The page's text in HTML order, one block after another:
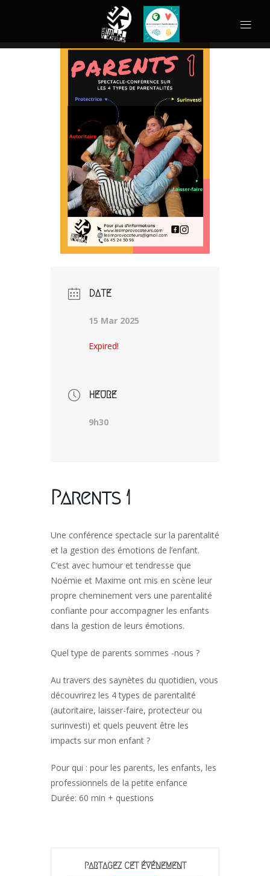
DATE
15 Mar 2025
Expired!
HEURE
9h30
Parents 1
Une conférence spectacle sur la parentalité
et la gestion des émotions de l’enfant.
C‘est avec humour et tendresse que
Noémie et Maxime ont mis en scène leur
propre cheminement vers une parentalité
confiante pour accompagner les enfants
dans la gestion de leurs émotions.
Quel type de parents sommes -nous ?
Au travers des saynètes du quotidien, vous
découvrirez les 4 types de parentalité
(autoritaire, laisser-faire, protecteur ou
surinvesti) et quels peuvent être les
impacts sur mon enfant ?
Pour qui : pour les parents, les enfants, les
professionnels de la petite enfance
Durée: 60 min + questions
PARTAGEZ CET ÉVÉNEMENT